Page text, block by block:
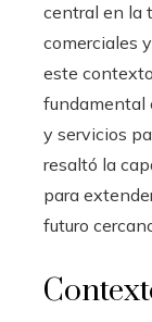
central en la
comerciales
este
fundamental
y servicios
resaltó la
para
futuro